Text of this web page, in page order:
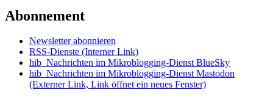
Abonnement
Newsletter abonnieren
RSS-Dienste (Interner Link)
hib_Nachrichten im Mikroblogging-Dienst BlueSky
hib_Nachrichten im Mikroblogging-Dienst Mastodon
(Externer Link, Link öffnet ein neues Fenster)